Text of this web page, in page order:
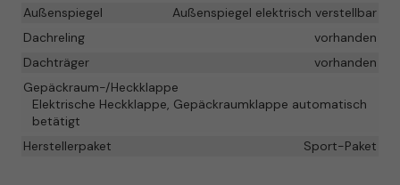
Außenspiegel
Außenspiegel elektrisch verstellbar
Dachreling
vorhanden
Dachträger
vorhanden
Gepäckraum-/Heckklappe
Elektrische Heckklappe, Gepäckraumklappe automatisch
betätigt
Herstellerpaket
Sport-Paket